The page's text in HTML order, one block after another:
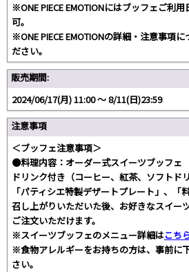
※ONE PIECE EMOTIONにはブッフェご利
可。
※ONE PIECE EMOTIONの詳細・注意事項に
ださい。
販売期間:
2024/06/17(月) 11:00 〜 8/11(日)23:59
注意事項
＜ブッフェ注意事項＞
●料理内容：オーダー式スイーツブッフェ
ドリンク付き（コーヒー、紅茶、ソフトド
「パティシエ特製デザートプレート」、「
召し上がりいただいた後、お好きなスイー
ご注文いただけます。
※スイーツブッフェのメニュー詳細はこち
※食物アレルギーをお持ちの方は、事前に
さい。